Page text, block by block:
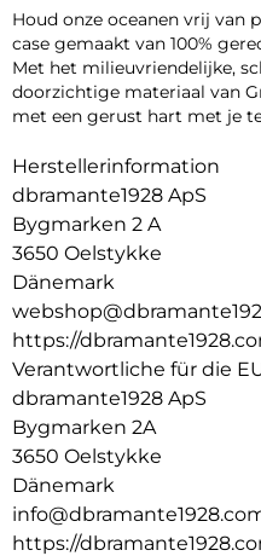
Houd onze oceanen vrij van
case gemaakt van 100%
Met het milieuvriendelijke,
doorzichtige materiaal van
met een gerust hart met je
Herstellerinformation
dbramante1928 ApS
Bygmarken 2 A
3650 Oelstykke
Dänemark
https://
Verantwortliche für die
dbramante1928 ApS
Bygmarken 2A
3650 Oelstykke
Dänemark
https://